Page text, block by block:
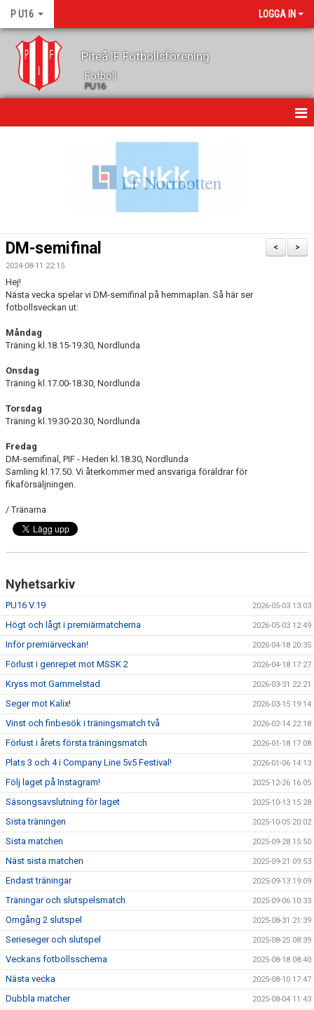
P U16 LOGGA IN
Piteå IF Fotbollsförening
Fotboll
PU16
KALENDER
BILDGALLERI
KONTAKT
>
<
DM-semifinal
2024-08-11 22:15
Hej!
Nästa vecka spelar vi DM-semifinal på hemmaplan. Så här ser
fotbollsveckan ut:
Måndag
Träning kl.18.15-19.30, Nordlunda
Onsdag
Träning kl.17.00-18.30, Nordlunda
Torsdag
Träning kl.19.30-20.30, Nordlunda
Fredag
DM-semifinal, PIF - Heden kl.18.30, Nordlunda
Samling kl.17.50. Vi återkommer med ansvariga föräldrar för
fikaförsäljningen.
/ Tränarna
Nyhetsarkiv
PU16 V.19 2026-05-03 13:03
Högt och lågt i premiärmatcherna 2026-05-03 12:49
Inför premiärveckan! 2026-04-18 20:35
Förlust i genrepet mot MSSK 2 2026-04-18 17:27
Kryss mot Gammelstad 2026-03-31 22:21
Seger mot Kalix! 2026-03-15 19:14
Vinst och finbesök i träningsmatch två 2026-02-14 22:18
Förlust i årets första träningsmatch 2026-01-18 17:08
Plats 3 och 4 i Company Line 5v5 Festival! 2026-01-06 14:13
Följ laget på Instagram! 2025-12-26 16:05
Säsongsavslutning för laget 2025-10-13 15:28
Sista träningen 2025-10-05 20:02
Sista matchen 2025-09-28 15:50
Näst sista matchen 2025-09-21 09:53
Endast träningar 2025-09-13 19:09
Träningar och slutspelsmatch 2025-09-06 10:33
Omgång 2 slutspel 2025-08-31 21:39
Serieseger och slutspel 2025-08-25 08:39
Veckans fotbollsschema 2025-08-18 08:40
Nästa vecka 2025-08-10 17:47
Dubbla matcher 2025-08-04 11:43